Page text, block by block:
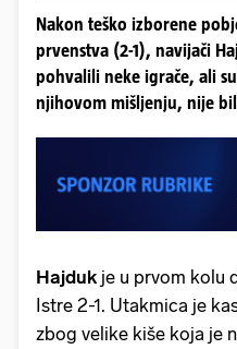
Nakon teško izborene
prvenstva (2-1), navijači
pohvalili neke igrače, ali
njihovom mišljenju, nije
Hajduk je u prvom kolu
Istre 2-1. Utakmica je
zbog velike kiše koja je